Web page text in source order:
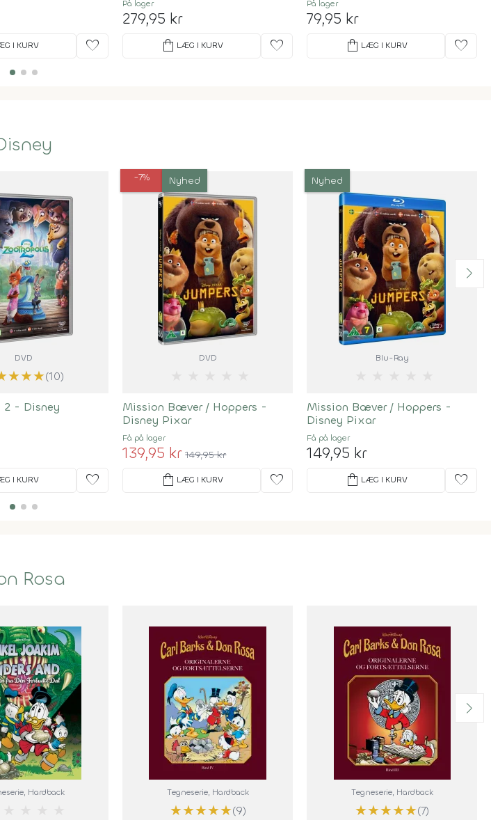
I KURV favorite
På lager
279,95 kr
shopping_bag LÆG I KURV favorite
På lager
79,95 kr
shopping_bag LÆG I KURV favorite
DVD
★★★(10)
2 - Disney
I KURV favorite
-7% Nyhed
DVD
Mission Bæver / Hoppers -
Disney Pixar
Få på lager
139,95 kr 149,95 kr
shopping_bag LÆG I KURV favorite
Nyhed
Blu-Ray
Mission Bæver / Hoppers -
Disney Pixar
Få på lager
149,95 kr
shopping_bag LÆG I KURV favorite
Rosa
, Hardback Tegneserie, Hardback
★★★★★(9)
Tegneserie, Hardback
★★★★★(7)